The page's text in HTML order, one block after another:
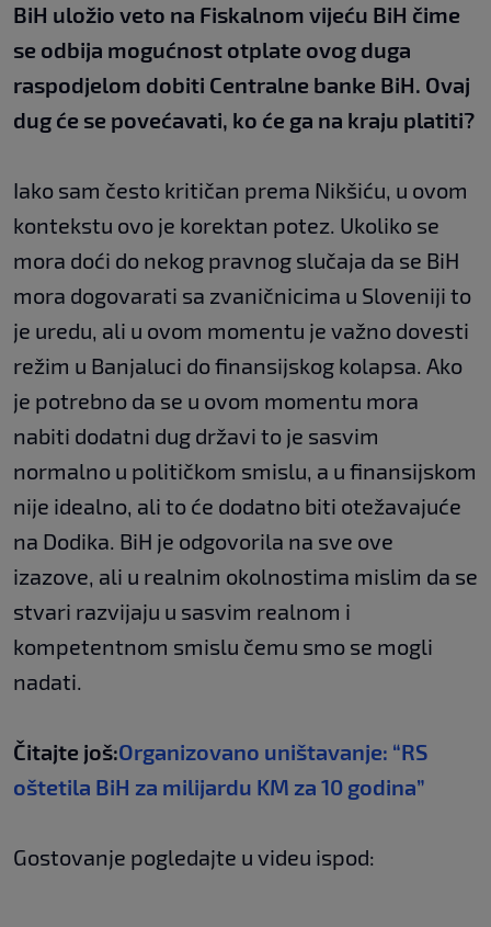
BiH uložio veto na Fiskalnom vijeću BiH čime
se odbija mogućnost otplate ovog duga
raspodjelom dobiti Centralne banke BiH. Ovaj
dug će se povećavati, ko će ga na kraju platiti?
Iako sam često kritičan prema Nikšiću, u ovom
kontekstu ovo je korektan potez. Ukoliko se
mora doći do nekog pravnog slučaja da se BiH
mora dogovarati sa zvaničnicima u Sloveniji to
je uredu, ali u ovom momentu je važno dovesti
režim u Banjaluci do finansijskog kolapsa. Ako
je potrebno da se u ovom momentu mora
nabiti dodatni dug državi to je sasvim
normalno u političkom smislu, a u finansijskom
nije idealno, ali to će dodatno biti otežavajuće
na Dodika. BiH je odgovorila na sve ove
izazove, ali u realnim okolnostima mislim da se
stvari razvijaju u sasvim realnom i
kompetentnom smislu čemu smo se mogli
nadati.
Čitajte još:Organizovano uništavanje: “RS
oštetila BiH za milijardu KM za 10 godina”
Gostovanje pogledajte u videu ispod: